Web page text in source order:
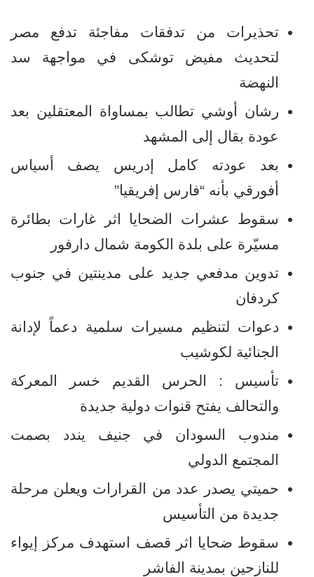
تحذيرات من تدفقات مفاجئة تدفع مصر
لتحديث مفيض توشكى في مواجهة سد
النهضة
رشان أوشي تطالب بمساواة المعتقلين بعد
عودة بقال إلى المشهد
بعد عودته كامل إدريس يصف أسياس
أفورقي بأنه “فارس إفريقيا”
سقوط عشرات الضحايا اثر غارات بطائرة
مسيّرة على بلدة الكومة شمال دارفور
تدوين مدفعي جديد على مدينتين في جنوب
كردفان
دعوات لتنظيم مسيرات سلمية دعماً لإدانة
الجنائية لكوشيب
تأسيس : الحرس القديم خسر المعركة
والتحالف يفتح قنوات دولية جديدة
مندوب السودان في جنيف يندد بصمت
المجتمع الدولي
حميتي يصدر عدد من القرارات ويعلن مرحلة
جديدة من التأسيس
سقوط ضحايا اثر قصف استهدف مركز إيواء
للنازحين بمدينة الفاشر